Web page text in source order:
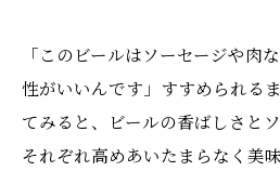
「このビールはソーセージや肉
性がいいんです」すすめられる
てみると、ビールの香ばしさと
それぞれ高めあいたまらなく美